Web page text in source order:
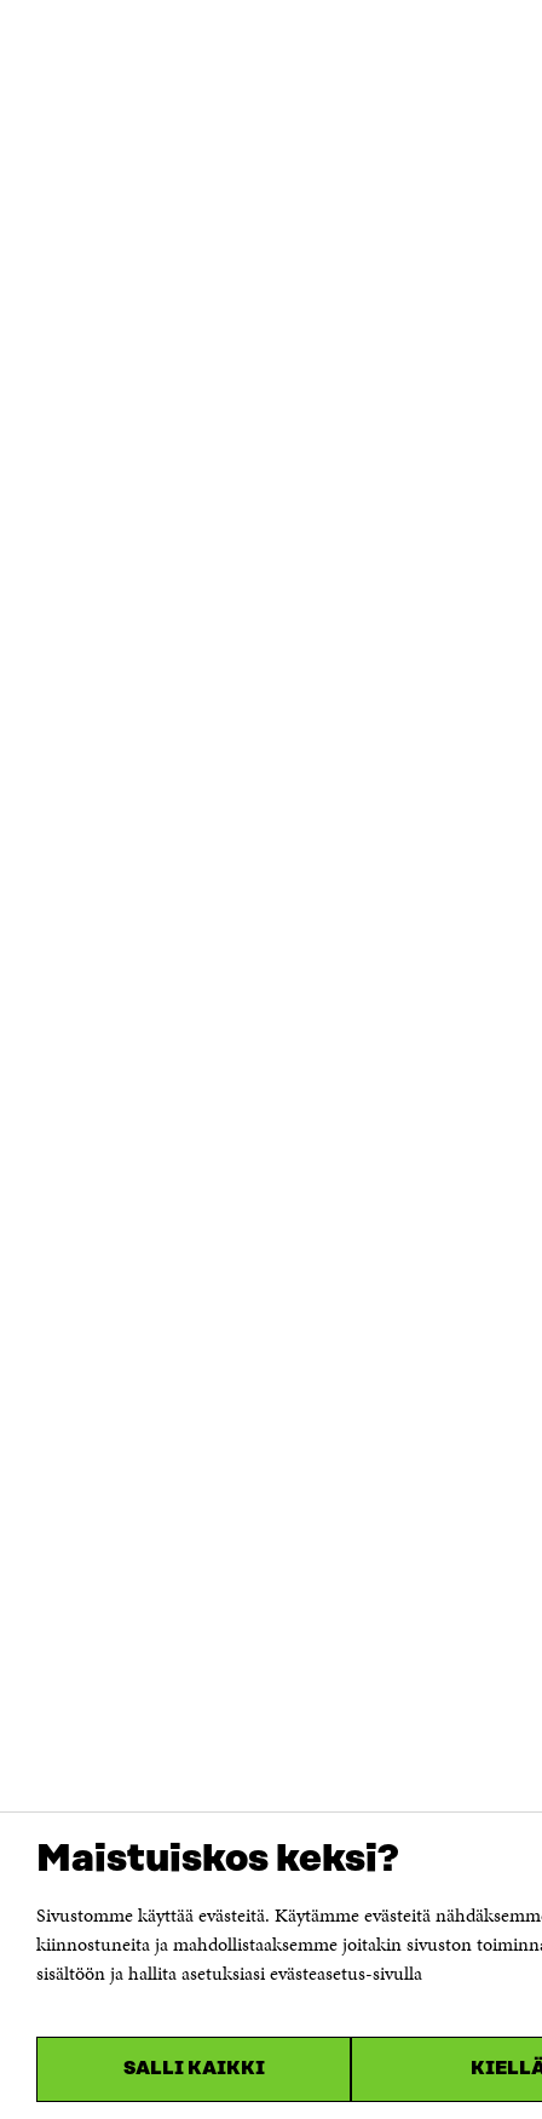
Maistuiskos keksi?
Sivustomme käyttää evästeitä. Käytämme evästeitä
kiinnostuneita ja mahdollistaaksemme joitakin sivuston
sisältöön ja hallita asetuksiasi evästeasetus-sivulla
SALLI KAIKKI